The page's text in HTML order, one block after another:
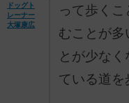
ドッグト
レーナー
大塚康広
って歩く
むことが多
とが少な
ている道を